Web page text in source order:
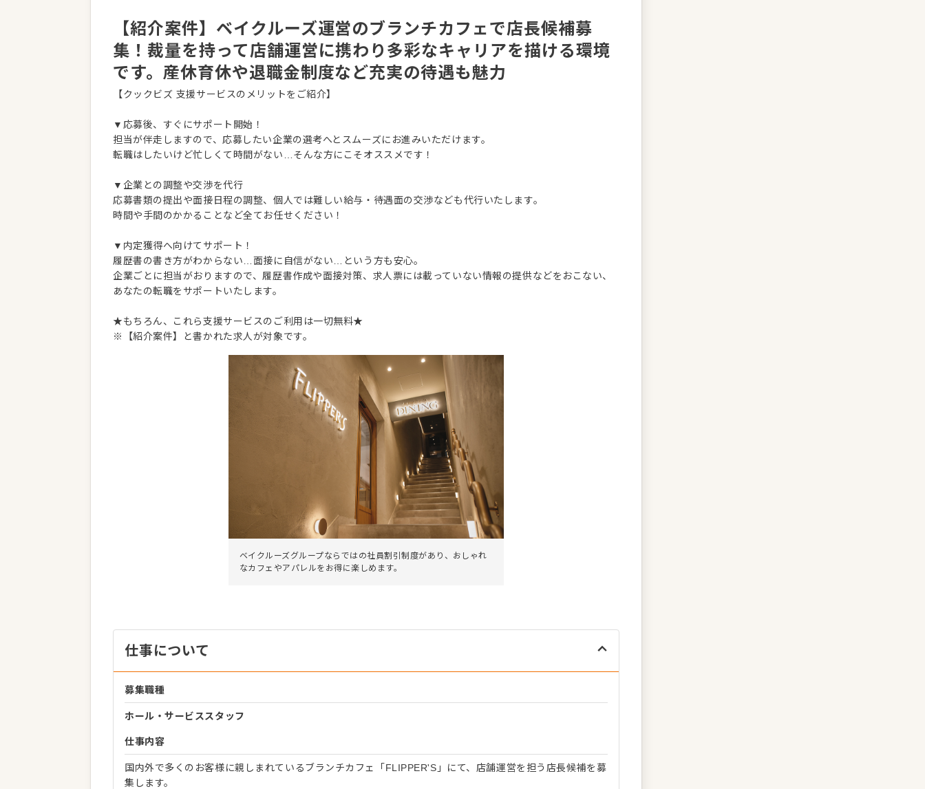
【紹介案件】ベイクルーズ運営のブランチカフェで店長候補募
集！裁量を持って店舗運営に携わり多彩なキャリアを描ける環境
です。産休育休や退職金制度など充実の待遇も魅力
【クックビズ 支援サービスのメリットをご紹介】
▼応募後、すぐにサポート開始！
担当が伴走しますので、応募したい企業の選考へとスムーズにお進みいただけます。
転職はしたいけど忙しくて時間がない…そんな方にこそオススメです！
▼企業との調整や交渉を代行
応募書類の提出や面接日程の調整、個人では難しい給与・待遇面の交渉なども代行いたします。
時間や手間のかかることなど全てお任せください！
▼内定獲得へ向けてサポート！
履歴書の書き方がわからない…面接に自信がない…という方も安心。
企業ごとに担当がおりますので、履歴書作成や面接対策、求人票には載っていない情報の提供などをおこない、
あなたの転職をサポートいたします。
★もちろん、これら支援サービスのご利用は一切無料★
※【紹介案件】と書かれた求人が対象です。
ベイクルーズグループならではの社員割引制度があり、おしゃれ
なカフェやアパレルをお得に楽しめます。
仕事について
募集職種
ホール・サービススタッフ
仕事内容
国内外で多くのお客様に親しまれているブランチカフェ「FLIPPER'S」にて、店舗運営を担う店長候補を募
集します。